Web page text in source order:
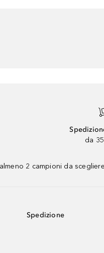
da
2 campioni da
Spedizione